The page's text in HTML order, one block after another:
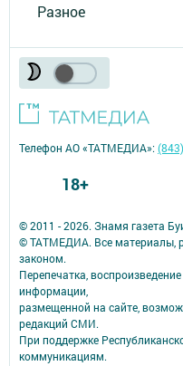
Разное
© 2011 - 2026. Знамя газета
© ТАТМЕДИА. Все материалы,
законом.
Перепечатка,
информации,
размещенной на сайте,
редакций СМИ.
При поддержке
коммуникациям.
Телефон АО «ТАТМЕДИА»:
18+